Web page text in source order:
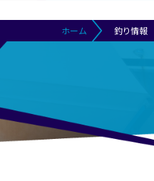
ホーム 釣り情報